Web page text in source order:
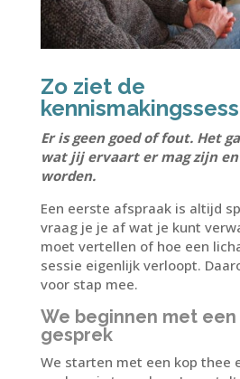
Zo ziet de
Er is geen goed of fout. Het
wat jij ervaart er mag zijn en
worden.
Een eerste afspraak is altijd
vraag je je af wat je kunt
moet vertellen of hoe een
sessie eigenlijk verloopt.
voor stap mee.
We beginnen met
gesprek
We starten met een kop thee